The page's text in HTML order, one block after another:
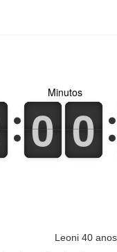
0
0
1
1 0
0
1
1
Minutos
Leoni 40